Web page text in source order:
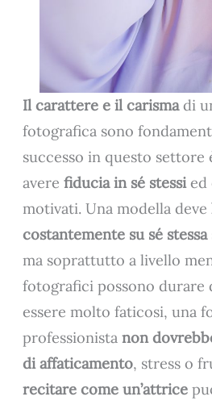
Il carattere e il carismadi
fotografica sono
successo in questo settore
averefiducia in sé stessied
motivati. Una modella deve
costantemente su sé stessa
ma soprattutto a livello
fotografici possono durare
essere molto faticosi, una
professionistanon
di affaticamento, stress o
recitare come un’attrice